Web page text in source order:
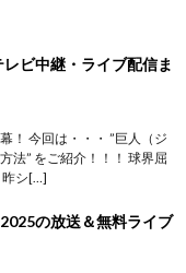
ビ中継・ライブ配信ま
！ 今回は・・・ ”巨人（ジ
法” をご紹介！！！ 球界屈
昨シ[…]
の放送＆無料ライブ